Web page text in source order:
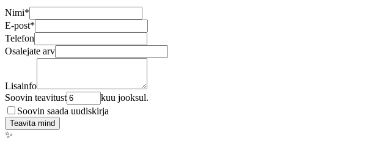
Nimi*
E-post*
Telefon
Osalejate arv
Lisainfo
Soovin teavitust
kuu jooksul.
Soovin saada uudiskirja
Teavita mind
✨